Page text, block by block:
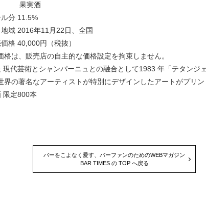
果実酒
分 11.5%
域 2016年11月22日、全国
格 40,000円（税抜）
は、販売店の自主的な価格設定を拘束しません。
現代芸術とシャンパーニュとの融合として1983 年「テタンジ
界の著名なアーティストが特別にデザインしたアートがプリン
限定800本
バーをこよなく愛す、バーファンのためのWEBマガジン
BAR TIMES の TOP へ戻る